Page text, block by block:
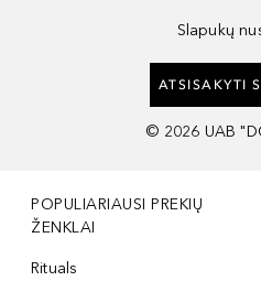
Slapukų
ATSISAKYTI
© 2026 UAB
POPULIARIAUSI PREKIŲ
ŽENKLAI
Rituals